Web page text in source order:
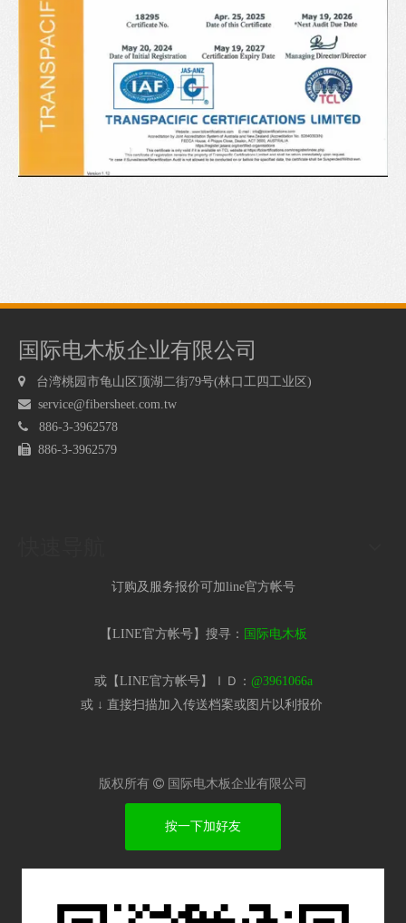
国际电木板企业有限公司
 台湾桃园市龟山区顶湖二街79号(林口工四工业区)
 service@fibersheet.com.tw
 886-3-3962578
 886-3-3962579
订购及服务报价可加line官方帐号
【LINE官方帐号】搜寻： 国际电木板
或【LINE官方帐号】ＩＤ： @3961066a
或 ↓ 直接扫描加入传送档案或图片以利报价​
版权所有  国际电木板企业有限公司
按一下加好友